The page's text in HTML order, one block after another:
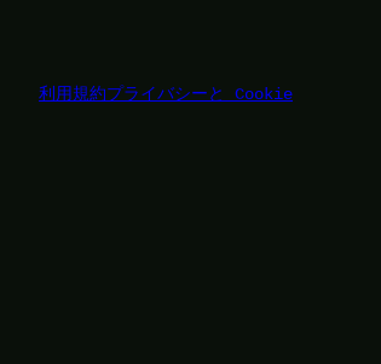
利用規約プライバシーと Cookie